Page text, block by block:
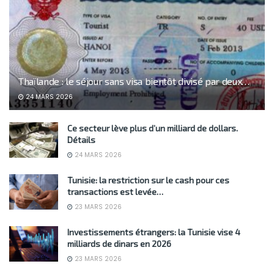
Thaïlande : le séjour sans visa bientôt divisé par deux…
24 MARS 2026
Ce secteur lève plus d’un milliard de dollars.
Détails
24 MARS 2026
Tunisie: la restriction sur le cash pour ces
transactions est levée…
23 MARS 2026
Investissements étrangers: la Tunisie vise 4
milliards de dinars en 2026
23 MARS 2026